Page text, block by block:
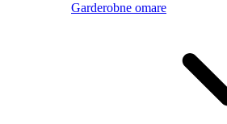
Garderobne omare